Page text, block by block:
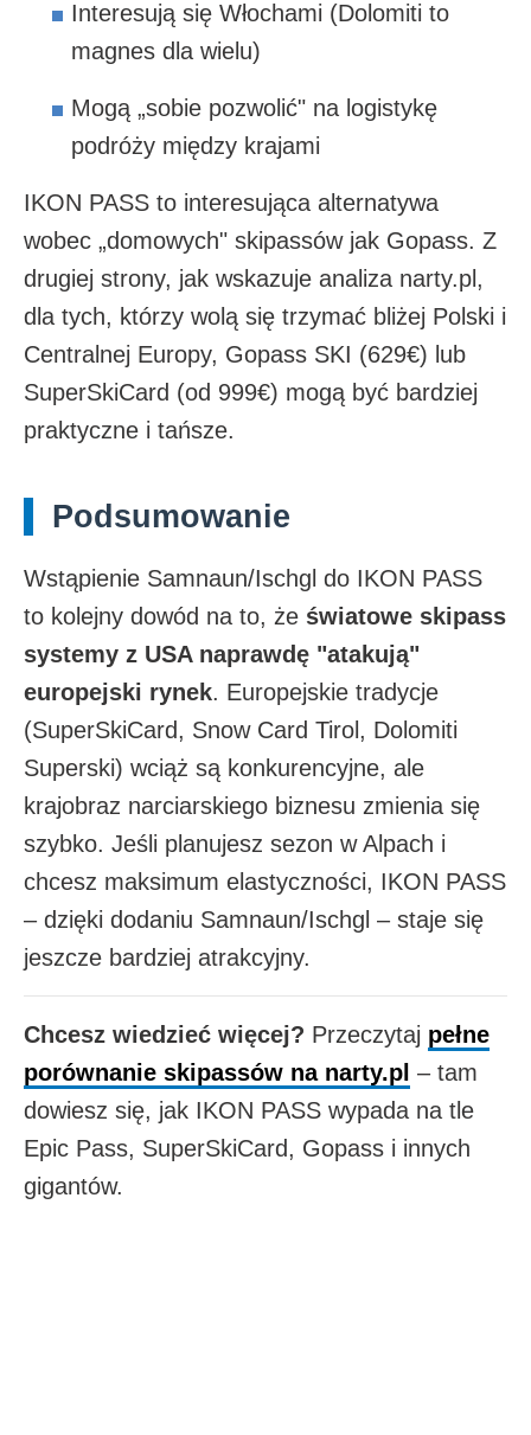
Interesują się Włochami (Dolomiti to
magnes dla wielu)
Mogą „sobie pozwolić" na logistykę
podróży między krajami
IKON PASS to interesująca alternatywa
wobec „domowych" skipassów jak Gopass. Z
drugiej strony, jak wskazuje analiza narty.pl,
dla tych, którzy wolą się trzymać bliżej Polski i
Centralnej Europy, Gopass SKI (629€) lub
SuperSkiCard (od 999€) mogą być bardziej
praktyczne i tańsze.
Podsumowanie
Wstąpienie Samnaun/Ischgl do IKON PASS
to kolejny dowód na to, że światowe skipass
systemy z USA naprawdę "atakują"
europejski rynek. Europejskie tradycje
(SuperSkiCard, Snow Card Tirol, Dolomiti
Superski) wciąż są konkurencyjne, ale
krajobraz narciarskiego biznesu zmienia się
szybko. Jeśli planujesz sezon w Alpach i
chcesz maksimum elastyczności, IKON PASS
– dzięki dodaniu Samnaun/Ischgl – staje się
jeszcze bardziej atrakcyjny.
Chcesz wiedzieć więcej? Przeczytaj pełne
porównanie skipassów na narty.pl – tam
dowiesz się, jak IKON PASS wypada na tle
Epic Pass, SuperSkiCard, Gopass i innych
gigantów.